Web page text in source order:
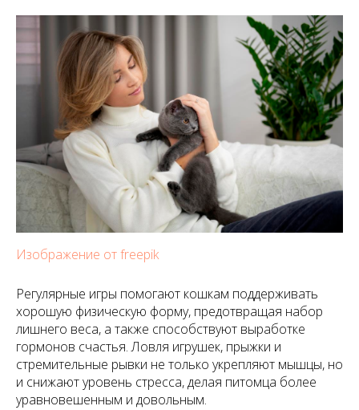
Изображение от freepik
Регулярные игры помогают кошкам поддерживать
хорошую физическую форму, предотвращая набор
лишнего веса, а также способствуют выработке
гормонов счастья. Ловля игрушек, прыжки и
стремительные рывки не только укрепляют мышцы, но
и снижают уровень стресса, делая питомца более
уравновешенным и довольным.